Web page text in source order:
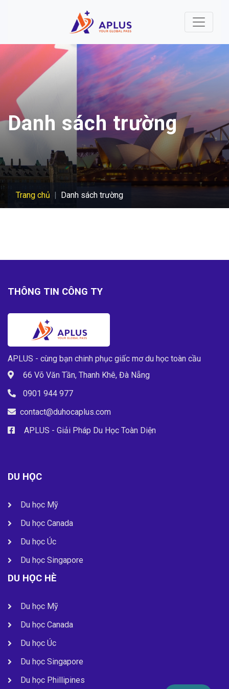
Danh sách trường
Trang chủ Danh sách trường
THÔNG TIN CÔNG TY
APLUS - cùng bạn chinh phục giấc mơ du học toàn cầu
66 Võ Văn Tần, Thanh Khê, Đà Nẵng
0901 944 977
contact@duhocaplus.com
APLUS - Giải Pháp Du Học Toàn Diện
DU HỌC
Du học Mỹ
Du học Canada
Du học Úc
Du học Singapore
DU HỌC HÈ
Du học Mỹ
Du học Canada
Du học Úc
Du học Singapore
Du học Phillipines